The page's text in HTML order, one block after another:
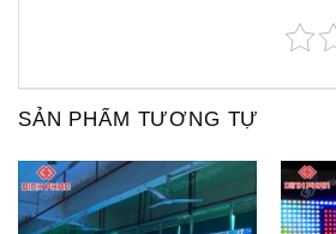
SẢN PHẨM TƯƠNG TỰ